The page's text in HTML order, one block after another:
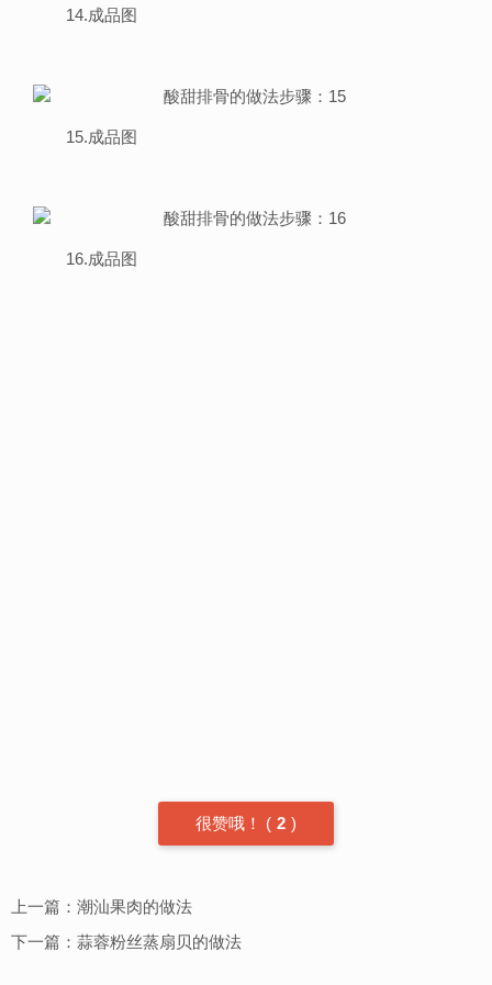
14.成品图
15.成品图
16.成品图
很赞哦！ ( 2 )
上一篇： 潮汕果肉的做法
下一篇： 蒜蓉粉丝蒸扇贝的做法